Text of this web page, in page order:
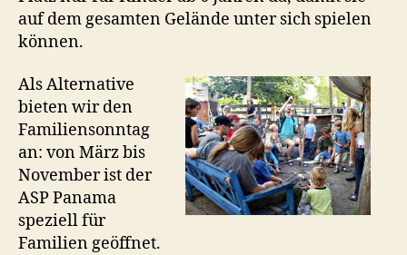
auf dem gesamten Gelände unter sich spielen
können.
Als Alternative
bieten wir den
Familiensonntag
an: von März bis
November ist der
ASP Panama
speziell für
Familien geöffnet.